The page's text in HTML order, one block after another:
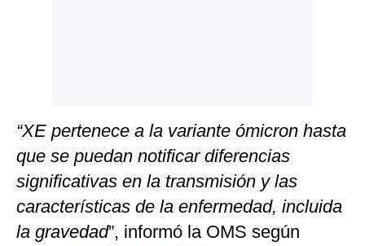
“XE pertenece a la variante ómicron hasta
que se puedan notificar diferencias
significativas en la transmisión y las
características de la enfermedad, incluida
la gravedad”, informó la OMS según